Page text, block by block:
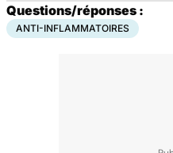
Questions/réponses :
ANTI-INFLAMMATOIRES